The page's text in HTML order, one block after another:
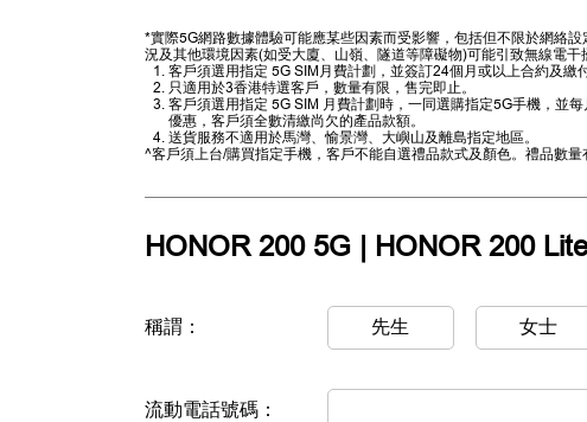
*實際5G網路數據體驗可能應某些因素而受影響，包括但不限於網絡
況及其他環境因素(如受大廈、山嶺、隧道等障礙物)可能引致無線電干
客戶須選用指定 5G SIM月費計劃，並簽訂24個月或以上合約及
只適用於3香港特選客戶，數量有限，售完即止。
客戶須選用指定 5G SIM 月費計劃時，一同選購指定5G手機，並
優惠，客戶須全數清繳尚欠的產品款額。
送貨服務不適用於馬灣、愉景灣、大嶼山及離島指定地區。
^客戶須上台/購買指定手機，客戶不能自選禮品款式及顏色。禮品數量
HONOR 200 5G | HONOR 200
稱謂： 先生 女士
流動電話號碼：